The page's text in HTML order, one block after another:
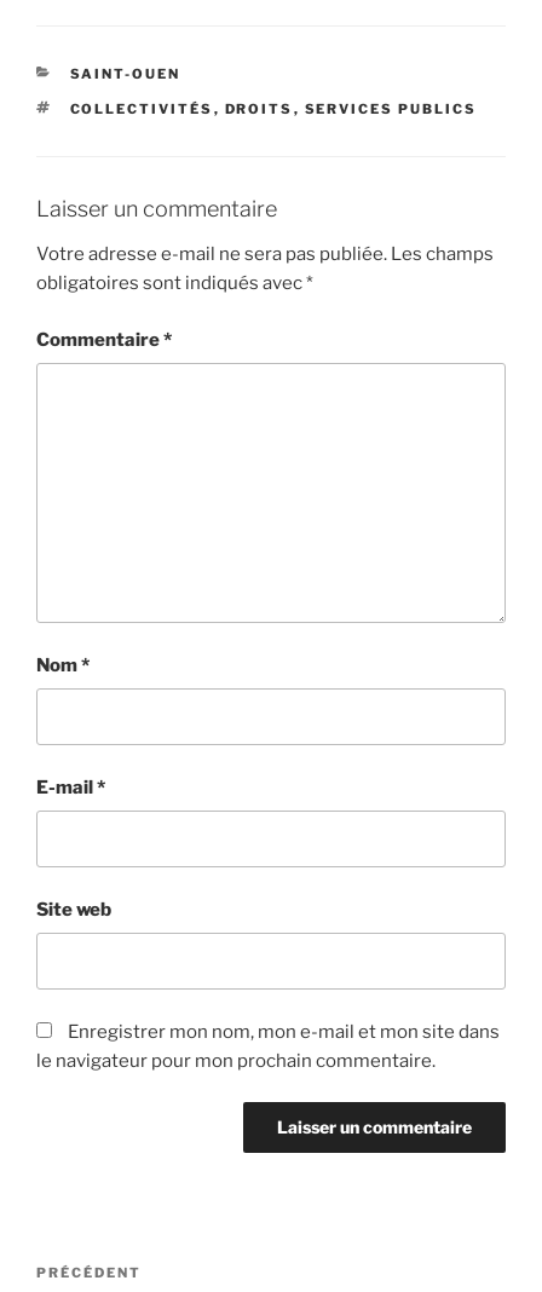
CATÉGORIES
SAINT-OUEN
ÉTIQUETTES
COLLECTIVITÉS , DROITS , SERVICES PUBLICS
Laisser un commentaire
Votre adresse e-mail ne sera pas publiée. Les champs
obligatoires sont indiqués avec*
Commentaire*
Nom*
E-mail*
Site web
Enregistrer mon nom, mon e-mail et mon site dans
le navigateur pour mon prochain commentaire.
Navigation
Article
PRÉCÉDENT